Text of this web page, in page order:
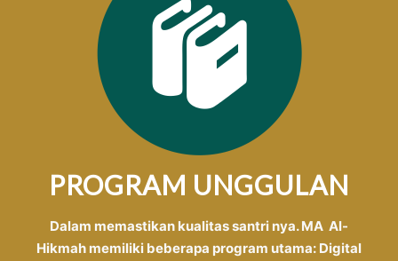
PROGRAM UNGGULAN
Dalam memastikan kualitas santri nya. MA Al-
Hikmah memiliki beberapa program utama: Digital